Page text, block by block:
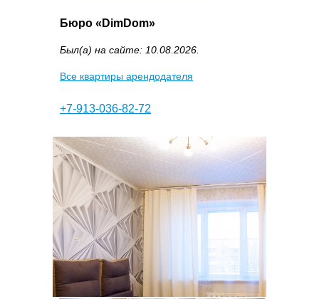
Бюро «DimDom»
Был(а) на сайте: 10.08.2026.
Все квартиры арендодателя
+7-913-036-82-72